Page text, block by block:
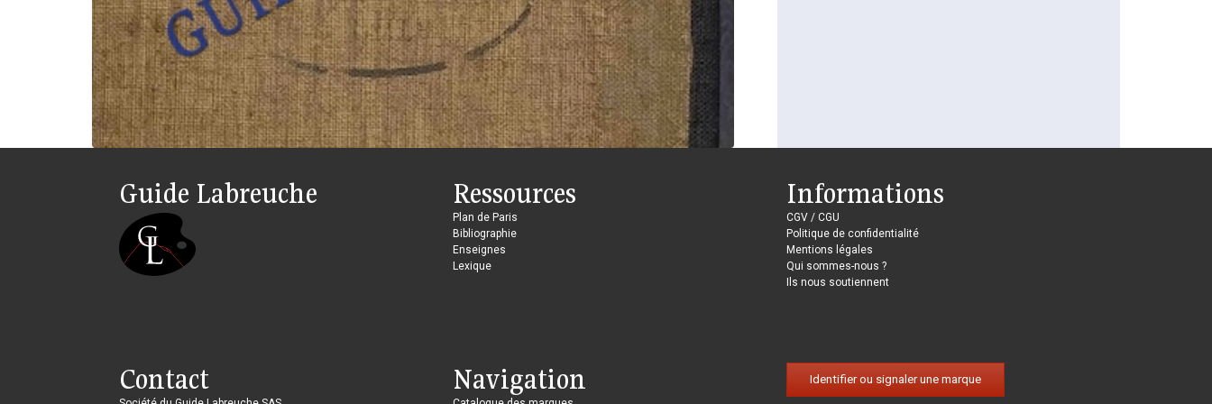
Guide Labreuche Ressources
Plan de Paris
Bibliographie
Enseignes
Lexique
Informations
CGV / CGU
Politique de confidentialité
Mentions légales
Qui sommes-nous ?
Ils nous soutiennent
Contact Navigation Identifier ou signaler une marque